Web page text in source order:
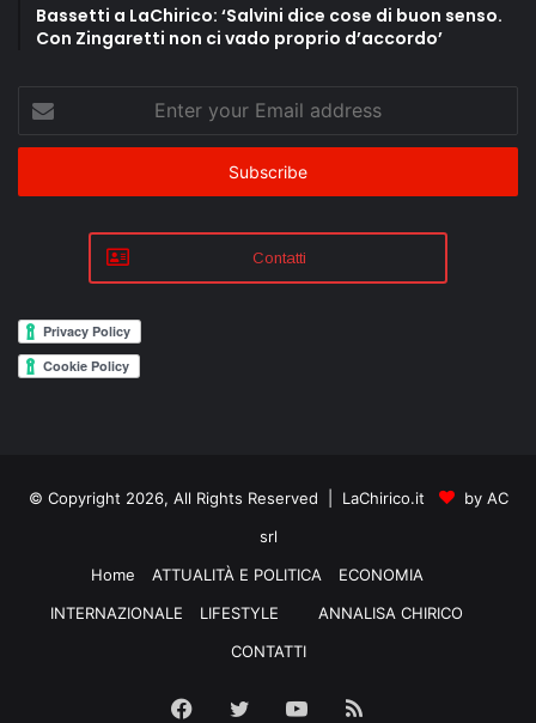
Bassetti a LaChirico: ‘Salvini dice cose di buon senso.
Con Zingaretti non ci vado proprio d’accordo’
your
Email
Contatti
© Copyright 2026, All Rights Reserved | LaChirico.it
by AC
srl
Home
ATTUALITÀ E POLITICA
ECONOMIA
INTERNAZIONALE
LIFESTYLE
ANNALISA CHIRICO
CONTATTI
Facebook
Twitter YouTube